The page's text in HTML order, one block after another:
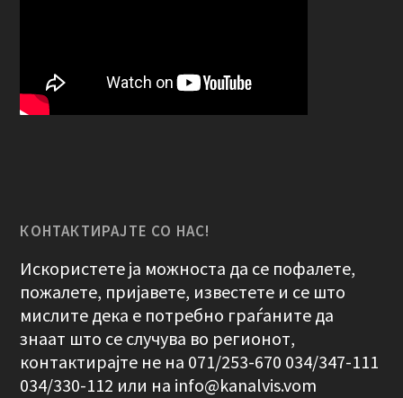
КОНТАКТИРАЈТЕ СО НАС!
Искористете ја можноста да се пофалете,
пожалете, пријавете, известете и се што
мислите дека е потребно граѓаните да
знаат што се случува во регионот,
контактирајте не на 071/253-670 034/347-111
034/330-112 или на info@kanalvis.vom